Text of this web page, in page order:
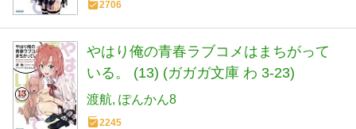
2706
やはり俺の青春ラブコメはまちがって
いる。 (13) (ガガガ文庫 わ 3-23)
渡航 ぽんかん8
2245